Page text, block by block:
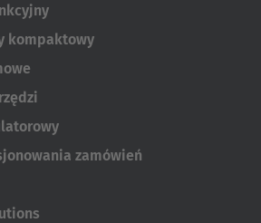
kompaktowy
zamówień